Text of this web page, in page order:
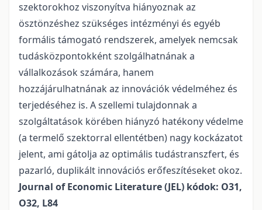
szektorokhoz viszonyítva hiányoznak az
ösztönzéshez szükséges intézményi és egyéb
formális támogató rendszerek, amelyek nemcsak
tudásközpontokként szolgálhatnának a
vállalkozások számára, hanem
hozzájárulhatnának az innovációk védelméhez és
terjedéséhez is. A szellemi tulajdonnak a
szolgáltatások körében hiányzó hatékony védelme
(a termelő szektorral ellentétben) nagy kockázatot
jelent, ami gátolja az optimális tudástranszfert, és
pazarló, duplikált innovációs erőfeszítéseket okoz.
Journal of Economic Literature (JEL) kódok: O31,
O32, L84